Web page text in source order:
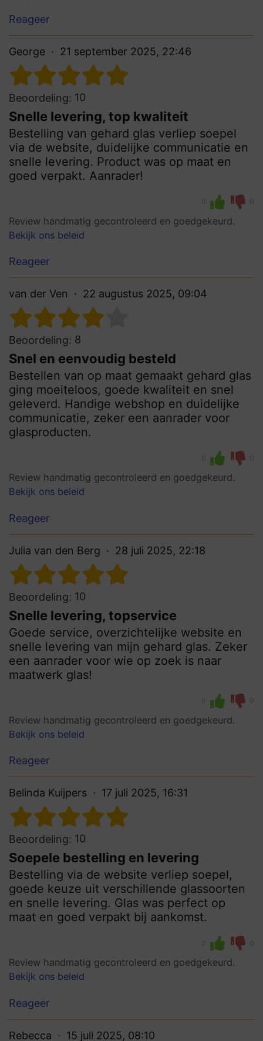
Reageer
George 21 september 2025, 22:46
Beoordeling: 10
Snelle levering, top kwaliteit
Bestelling van gehard glas verliep soepel
via de website, duidelijke communicatie en
snelle levering. Product was op maat en
goed verpakt. Aanrader!
0 0
Review handmatig gecontroleerd en goedgekeurd.
Bekijk ons beleid
Reageer
van der Ven 22 augustus 2025, 09:04
Beoordeling: 8
Snel en eenvoudig besteld
Bestellen van op maat gemaakt gehard glas
ging moeiteloos, goede kwaliteit en snel
geleverd. Handige webshop en duidelijke
communicatie, zeker een aanrader voor
glasproducten.
0 0
Review handmatig gecontroleerd en goedgekeurd.
Bekijk ons beleid
Reageer
Julia van den Berg 28 juli 2025, 22:18
Beoordeling: 10
Snelle levering, topservice
Goede service, overzichtelijke website en
snelle levering van mijn gehard glas. Zeker
een aanrader voor wie op zoek is naar
maatwerk glas!
0 0
Review handmatig gecontroleerd en goedgekeurd.
Bekijk ons beleid
Reageer
Belinda Kuijpers 17 juli 2025, 16:31
Beoordeling: 10
Soepele bestelling en levering
Bestelling via de website verliep soepel,
goede keuze uit verschillende glassoorten
en snelle levering. Glas was perfect op
maat en goed verpakt bij aankomst.
0 0
Review handmatig gecontroleerd en goedgekeurd.
Bekijk ons beleid
Reageer
Rebecca 15 juli 2025, 08:10